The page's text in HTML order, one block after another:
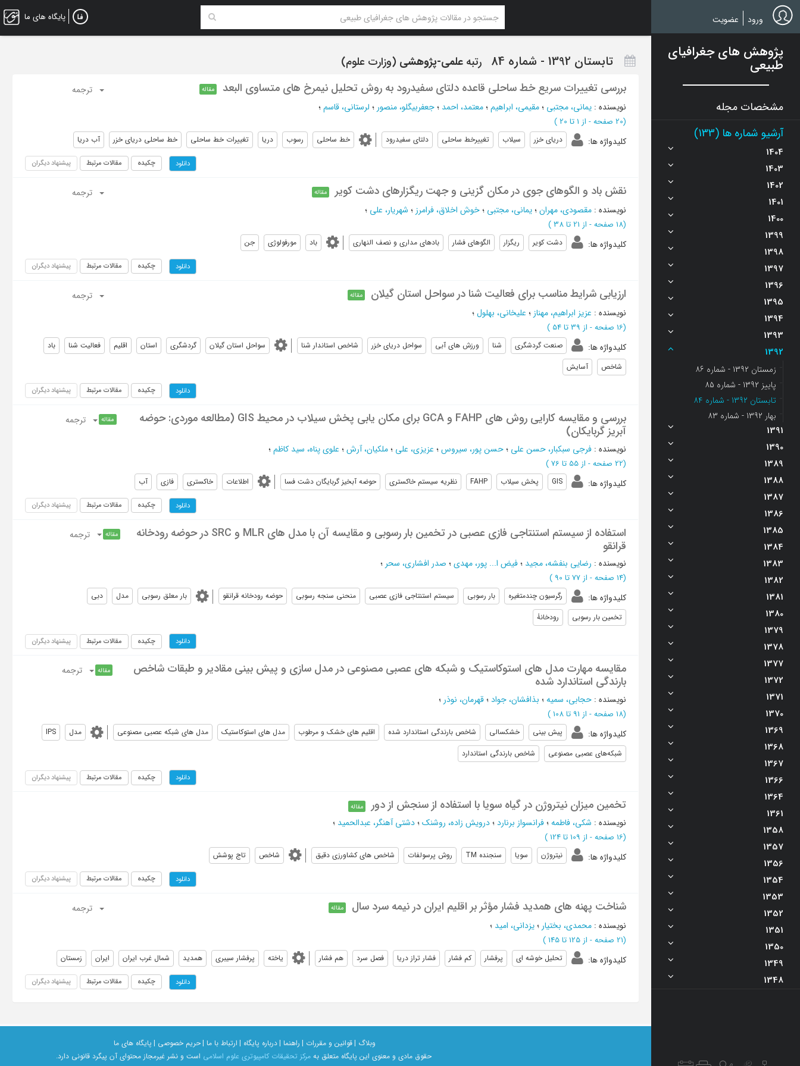
Skip
to
main
پایگاه های ما ورود عضویت
پژوهش های جغرافیای
طبیعی
مشخصات مجله
آرشیو شماره ها (133)
1404
1403
1402
1401
1400
1399
1398
1397
1396
1395
1394
1393
1392
زمستان 1392 - شماره 86
پاییز 1392 - شماره 85
تابستان 1392 - شماره 84
بهار 1392 - شماره 83
1391
1390
1389
1388
1387
1386
1385
1384
1383
1382
1381
1380
1379
1378
1377
1372
1371
1370
1369
1368
1367
1366
1364
1361
1358
1357
1356
1354
1353
1352
1351
1350
1349
1348
تابستان 1392 - شماره 84 رتبه علمی-پژوهشی (وزارت علوم)
بررسی تغییرات سریع خط ساحلی قاعده دلتای سفیدرود به روش تحلیل نیمرخ های متساوی البعد
مقاله
ترجمه
نویسنده : یمانی، مجتبی ؛مقیمی، ابراهیم؛معتمد، احمد ؛جعفربیگلو، منصور ؛ لرستانی، قاسم؛
(‎20 صفحه - از 1 تا 20 )
کلیدواژه ها: دریای خزر سیلاب تغییرخط ساحلی دلتای سفیدرود خط ساحلی رسوب دریا تغییرات خط ساحلی خط ساحلی دریای خزر آب دریا
دانلود چکیده مقالات مرتبط پیشنهاد دیگران
نقش باد و الگوهای جوی در مکان گزینی و جهت ریگزارهای دشت کویر مقاله
ترجمه
نویسنده : مقصودی، مهران؛یمانی، مجتبی ؛خوش اخلاق، فرامرز ؛ شهریار، علی ؛
(‎18 صفحه - از 21 تا 38 )
کلیدواژه ها: دشت کویر ریگزار الگوهای فشار بادهای مداری و نصف النهاری باد مورفولوژی جن
دانلود چکیده مقالات مرتبط پیشنهاد دیگران
ارزیابی شرایط مناسب برای فعالیت شنا در سواحل استان گیلان مقاله
ترجمه
نویسنده : عزیز ابراهیم، مهناز ؛ علیخانی، بهلول؛
(‎16 صفحه - از 39 تا 54 )
کلیدواژه ها: صنعت گردشگری شنا ورزش های آبی سواحل دریای خزر شاخص استاندار شنا سواحل استان گیلان گردشگری استان اقلیم فعالیت شنا
باد
شاخص
آسایش
دانلود چکیده مقالات مرتبط پیشنهاد دیگران
بررسی و مقایسه کارایی روش های FAHP و GCA برای مکان یابی پخش سیلاب در محیط GIS (مطالعه موردی: حوضه
آبریز گربایکان)
مقاله ترجمه
نویسنده : فرجی سبکبار، حسن علی ؛حسن پور، سیروس؛ عزیزی، علی ؛ملکیان، آرش؛ علوی پناه، سید کاظم؛
(‎22 صفحه - از 55 تا 76 )
کلیدواژه ها:
GIS پخش سیلاب FAHP نظریه سیستم خاکستری حوضه آبخیز گربایگان دشت فسا اطلاعات خاکستری فازی آب
دانلود چکیده مقالات مرتبط پیشنهاد دیگران
استفاده از سیستم استنتاجی فازی عصبی در تخمین بار رسوبی و مقایسه آن با مدل های MLR و SRC در حوضه رودخانه
قرانقو
مقاله ترجمه
نویسنده : رضایی بنفشه، مجید ؛فیض ا... پور، مهدی؛ صدر افشاری، سحر؛
(‎14 صفحه - از 77 تا 90 )
کلیدواژه ها: رگرسیون چندمتغیره بار رسوبی سیستم استنتاجی فازی عصبی منحنی سنجه رسوبی حوضه رودخانه قرانقو بار معلق رسوبی مدل
دبی
تخمین بار رسوبی
رودخانۀ
دانلود چکیده مقالات مرتبط پیشنهاد دیگران
مقایسه مهارت مدل های استوکاستیک و شبکه های عصبی مصنوعی در مدل سازی و پیش بینی مقادیر و طبقات شاخص
بارندگی استاندارد شده
مقاله ترجمه
نویسنده : حجابی، سمیه؛ بذافشان، جواد؛قهرمان، نوذر ؛
(‎18 صفحه - از 91 تا 108 )
کلیدواژه ها: پیش بینی خشکسالی شاخص بارندگی استاندارد شده اقلیم های خشک و مرطوب مدل های استوکاستیک مدل های شبکه عصبی مصنوعی مدل
IPS
شبکه‌های عصبی مصنوعی
شاخص بارندگی استاندارد
دانلود چکیده مقالات مرتبط پیشنهاد دیگران
تخمین میزان نیتروژن در گیاه سویا با استفاده از سنجش از دور مقاله
نویسنده : شکی، فاطمه؛فرانسواز برنارد؛درویش زاده، روشنک؛دشتی آهنگر، عبدالحمید ؛
(‎16 صفحه - از 109 تا 124 )
کلیدواژه ها: نیتروژن سویا سنجنده TM روش پرسولفات شاخص های کشاورزی دقیق شاخص تاج پوشش
دانلود چکیده مقالات مرتبط پیشنهاد دیگران
شناخت پهنه های همدید فشار مؤثر بر اقلیم ایران در نیمه سرد سال مقاله
ترجمه
نویسنده : محمدی، بختیار ؛یزدانی، امید ؛
(‎21 صفحه - از 125 تا 145 )
کلیدواژه ها: تحلیل خوشه ای پرفشار کم فشار فشار تراز دریا فصل سرد هم فشار یاخته پرفشار سیبری همدید شمال غرب ایران ایران زمستان
دانلود چکیده مقالات مرتبط پیشنهاد دیگران
وبلاگ |قوانین و مقررات | راهنما |درباره پایگاه | ارتباط با ما |حریم خصوصی | پایگاه های ما
حقوق مادی و معنوی اين پايگاه متعلق به مرکز تحقیقات کامپیوتری علوم اسلامی است و نشر غیرمجاز محتوای آن پیگرد قانونی دارد.